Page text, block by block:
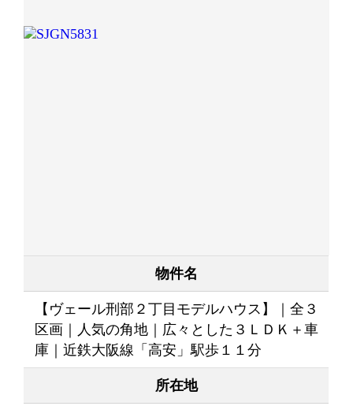
物件名
【ヴェール刑部２丁目モデルハウス】｜全３
区画｜人気の角地｜広々とした３ＬＤＫ＋車
庫｜近鉄大阪線「高安」駅歩１１分
所在地